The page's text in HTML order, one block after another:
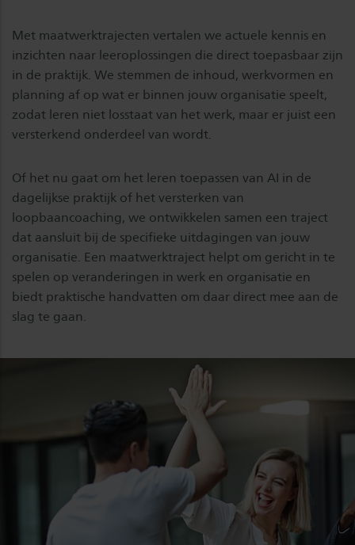
Met maatwerktrajecten vertalen we actuele kennis en
inzichten naar leeroplossingen die direct toepasbaar zijn
in de praktijk. We stemmen de inhoud, werkvormen en
planning af op wat er binnen jouw organisatie speelt,
zodat leren niet losstaat van het werk, maar er juist een
versterkend onderdeel van wordt.
Of het nu gaat om het leren toepassen van AI in de
dagelijkse praktijk of het versterken van
loopbaancoaching, we ontwikkelen samen een traject
dat aansluit bij de specifieke uitdagingen van jouw
organisatie. Een maatwerktraject helpt om gericht in te
spelen op veranderingen in werk en organisatie en
biedt praktische handvatten om daar direct mee aan de
slag te gaan.